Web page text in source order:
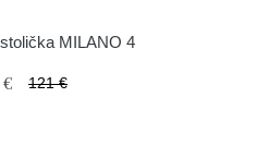
MILANO 4
121 €